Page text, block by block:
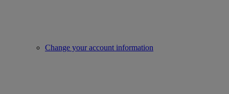
Change your account information